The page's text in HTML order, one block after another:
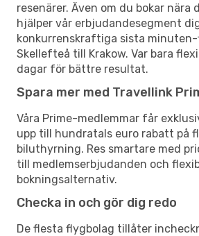
resenärer. Även om du bokar
hjälper vår erbjudandesegment
konkurrenskraftiga sista
Skellefteå till Krakow. Var bara
dagar för bättre resultat.
Spara mer med Travellink
Våra Prime-medlemmar får
upp till hundratals euro rabatt på
biluthyrning. Res smartare med
till medlemserbjudanden och
bokningsalternativ.
Checka in och gör dig redo
De flesta flygbolag tillåter